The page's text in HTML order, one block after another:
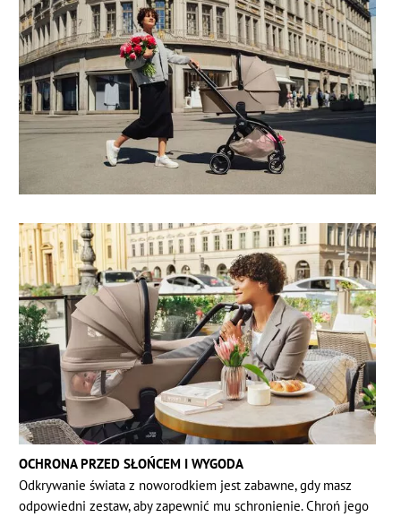
OCHRONA PRZED SŁOŃCEM I WYGODA
Odkrywanie świata z noworodkiem jest zabawne, gdy masz
odpowiedni zestaw, aby zapewnić mu schronienie. Chroń jego